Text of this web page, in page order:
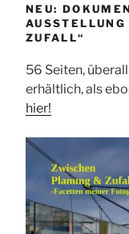
NEU:
ZUFALL“
56 Seiten,
erhältlich, als
hier!